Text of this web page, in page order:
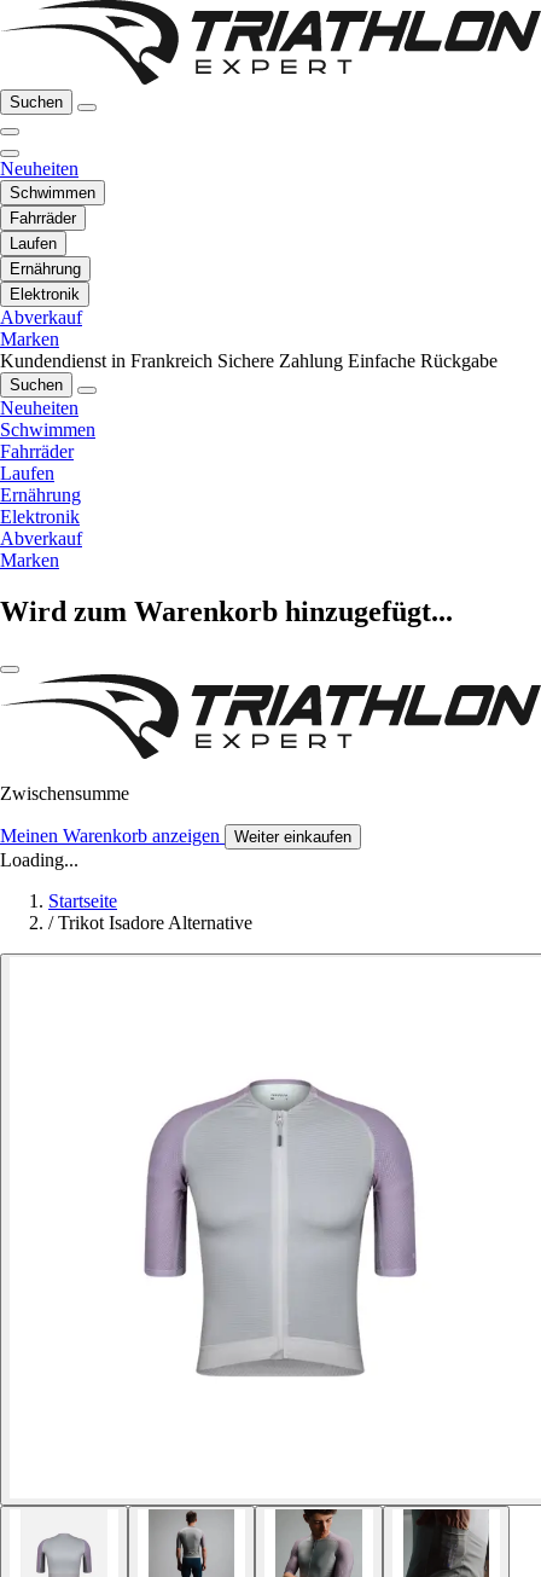
Suchen
Neuheiten
Schwimmen
Fahrräder
Laufen
Ernährung
Elektronik
Abverkauf
Marken
Kundendienst in Frankreich Sichere Zahlung Einfache Rückgabe
Suchen
Neuheiten
Schwimmen
Fahrräder
Laufen
Ernährung
Elektronik
Abverkauf
Marken
Wird zum Warenkorb hinzugefügt...
Zwischensumme
Meinen Warenkorb anzeigen Weiter einkaufen
Loading...
Startseite
/ Trikot Isadore Alternative